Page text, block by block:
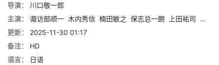
导演：
川口敬一郎
主演：
诹访部顺一 木内秀信 楠田敏之 保志总一朗 上田祐司 鹤冈
更新：
2025-11-30 01:17
备注：
HD
语言：
日语